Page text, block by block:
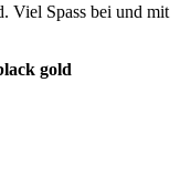
Viel Spass bei und mit
gold